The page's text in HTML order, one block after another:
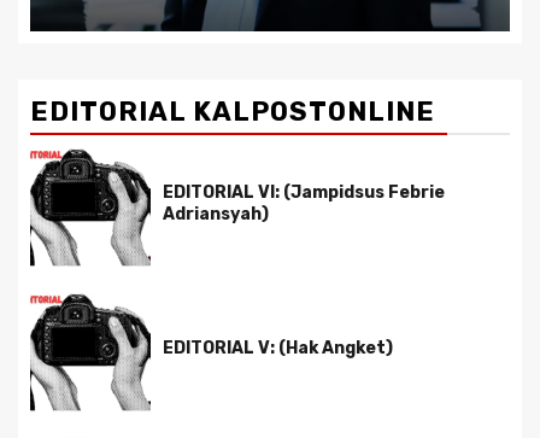
EDITORIAL KALPOSTONLINE
EDITORIAL VI: (Jampidsus Febrie
Adriansyah)
EDITORIAL V: (Hak Angket)